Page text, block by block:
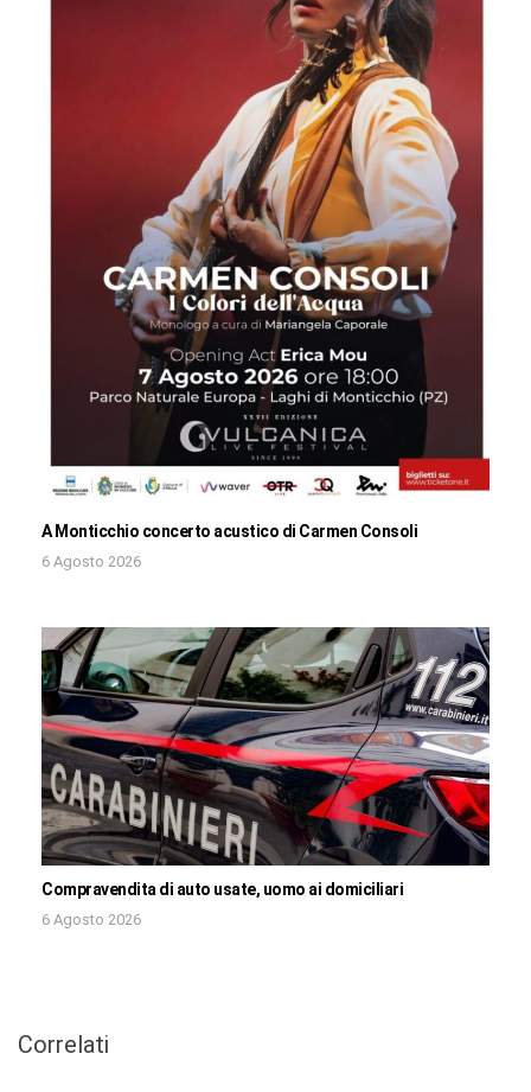
A Monticchio concerto acustico di Carmen Consoli
6 Agosto 2026
Compravendita di auto usate, uomo ai domiciliari
6 Agosto 2026
Correlati